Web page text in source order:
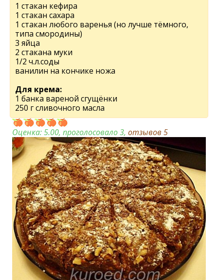
1 стакан кефира
1 стакан сахара
1 стакан любого варенья (но лучше тёмного,
типа смородины)
3 яйца
2 стакана муки
1/2 ч.л.соды
ванилин на кончике ножа
Для крема:
1 банка вареной сгущёнки
250 г сливочного масла
Оценка:5.00, проголосовало 3, отзывов 5